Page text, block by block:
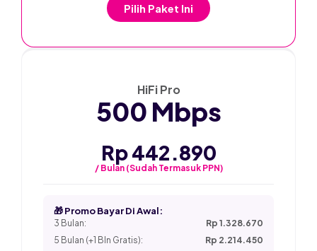
Pilih Paket Ini
HiFi Pro
500 Mbps
Rp 442.890
/ Bulan (Sudah Termasuk PPN)
🎁 Promo Bayar Di Awal:
3 Bulan:
Rp 1.328.670
5 Bulan (+1 Bln Gratis):
Rp 2.214.450